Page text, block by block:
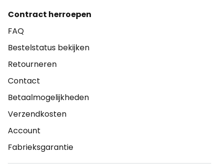
Contract herroepen
FAQ
Bestelstatus bekijken
Retourneren
Contact
Betaalmogelijkheden
Verzendkosten
Account
Fabrieksgarantie